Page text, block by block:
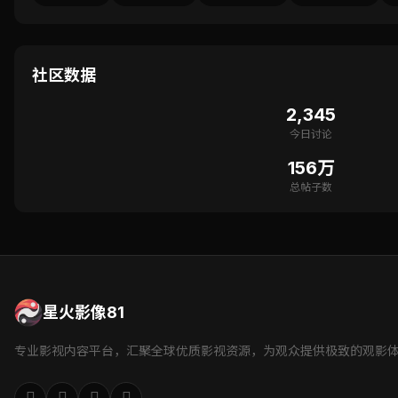
社区数据
2,345
今日讨论
156万
总帖子数
星火影像81
专业影视内容平台，汇聚全球优质影视资源，为观众提供极致的观影